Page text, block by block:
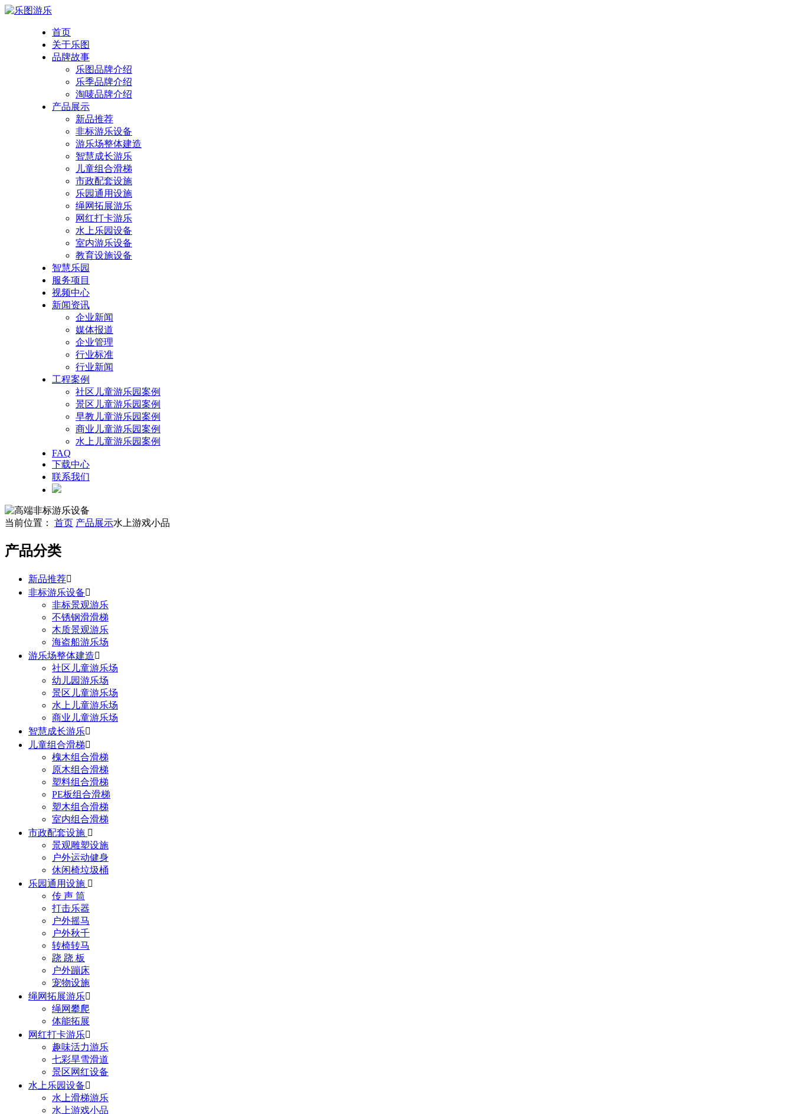
首页
关于乐图
品牌故事
乐图品牌介绍
乐季品牌介绍
淘唛品牌介绍
产品展示
新品推荐
非标游乐设备
游乐场整体建造
智慧成长游乐
儿童组合滑梯
市政配套设施
乐园通用设施
绳网拓展游乐
网红打卡游乐
水上乐园设备
室内游乐设备
教育设施设备
智慧乐园
服务项目
视频中心
新闻资讯
企业新闻
媒体报道
企业管理
行业标准
行业新闻
工程案例
社区儿童游乐园案例
景区儿童游乐园案例
早教儿童游乐园案例
商业儿童游乐园案例
水上儿童游乐园案例
FAQ
下载中心
联系我们
当前位置： 首页 产品展示水上游戏小品
产品分类
新品推荐
非标游乐设备
非标景观游乐
不锈钢滑滑梯
木质景观游乐
海盗船游乐场
游乐场整体建造
社区儿童游乐场
幼儿园游乐场
景区儿童游乐场
水上儿童游乐场
商业儿童游乐场
智慧成长游乐
儿童组合滑梯
槐木组合滑梯
原木组合滑梯
塑料组合滑梯
PE板组合滑梯
塑木组合滑梯
室内组合滑梯
市政配套设施 
景观雕塑设施
户外运动健身
休闲椅垃圾桶
乐园通用设施 
传 声 筒
打击乐器
户外摇马
户外秋千
转椅转马
跷 跷 板
户外蹦床
宠物设施
绳网拓展游乐
绳网攀爬
体能拓展
网红打卡游乐
趣味活力游乐
七彩旱雪滑道
景区网红设备
水上乐园设备
水上滑梯游乐
水上游戏小品